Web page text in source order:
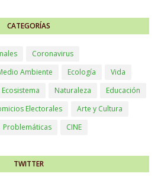
CATEGORÍAS
Coronavirus
Ambiente Ecología
Vida
Ecosistema Naturaleza
Educación
Electorales
Arte y Cultura
Problemáticas CINE
TWITTER